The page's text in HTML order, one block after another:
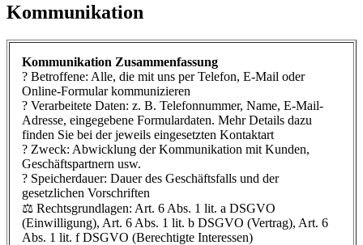
Kommunikation
Kommunikation Zusammenfassung
? Betroffene: Alle, die mit uns per Telefon, E-Mail oder
Online-Formular kommunizieren
? Verarbeitete Daten: z. B. Telefonnummer, Name, E-Mail-
Adresse, eingegebene Formulardaten. Mehr Details dazu
finden Sie bei der jeweils eingesetzten Kontaktart
? Zweck: Abwicklung der Kommunikation mit Kunden,
Geschäftspartnern usw.
? Speicherdauer: Dauer des Geschäftsfalls und der
gesetzlichen Vorschriften
⚖️ Rechtsgrundlagen: Art. 6 Abs. 1 lit. a DSGVO
(Einwilligung), Art. 6 Abs. 1 lit. b DSGVO (Vertrag), Art. 6
Abs. 1 lit. f DSGVO (Berechtigte Interessen)